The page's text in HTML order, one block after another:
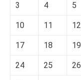
3 4 5
10 11 12
17 18 19
24 25 26